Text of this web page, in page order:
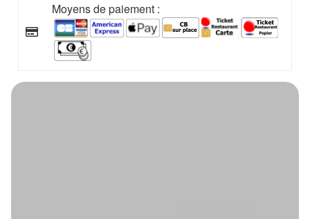
Moyens de paiement :